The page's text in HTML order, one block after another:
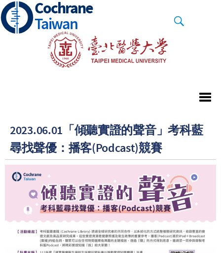
Skip
to
main
Cochrane
Taiwan
2023.06.01「傾聽實證的聲音」考科藍
尋找聲優：播客(Podcast)競賽